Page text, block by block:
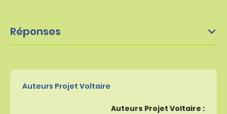
Réponses
Auteurs Projet Voltaire
Auteurs Projet Voltaire :